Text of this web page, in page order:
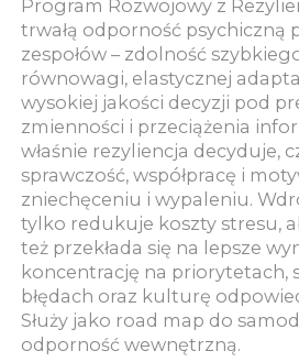
Program Rozwojowy z
trwałą odporność psychiczną
zespołów – zdolność
równowagi, elastycznej
wysokiej jakości decyzji pod
zmienności i przeciążenia
właśnie rezyliencja decyduje,
sprawczość, współpracę i
zniechęceniu i wypaleniu.
tylko redukuje koszty stresu,
też przekłada się na lepsze
koncentrację na priorytetach,
błędach oraz kulturę
Służy jako road map do
odporność wewnętrzną.